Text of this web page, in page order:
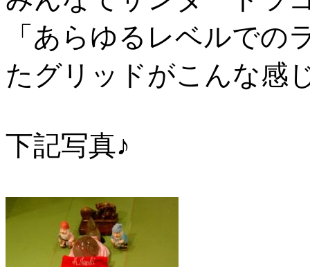
「あらゆるレベルでの
たグリッドがこんな感
下記写真♪